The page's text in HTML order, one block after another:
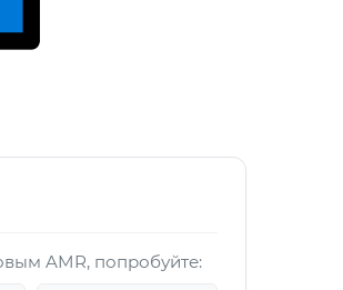
AMR, попробуйте: